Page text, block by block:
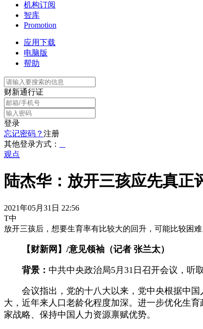
机构订阅
智库
Promotion
应用下载
电脑版
帮助
财新通行证
登录
忘记密码？ 注册
其他登录方式：
观点
陆杰华：放开三孩应先真正
2021年05月31日 22:56
T中
放开三孩后，想要生育率有比较大的回升，可能比较困
【财新网】/意见领袖（记者 张兰太）
背景： 中共中央政治局5月31日召开会议，听
会议指出，党的十八大以来，党中央根据中国
大，近年来人口老龄化程度加深。进一步优化生
家战略、保持中国人力资源禀赋优势。